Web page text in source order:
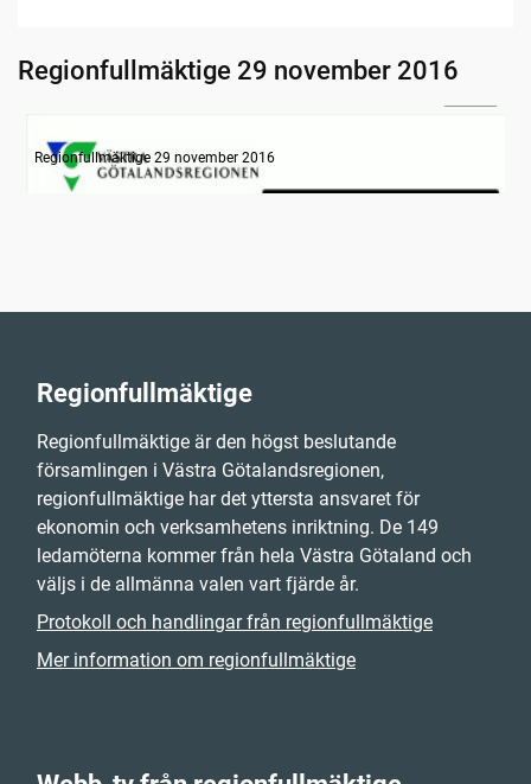
Regionfullmäktige 29 november 2016
Information om dagens ärenden
Regionfullmäktige 29 november 2016
Regionfullmäktige
Regionfullmäktige är den högst beslutande
församlingen i Västra Götalandsregionen,
regionfullmäktige har det yttersta ansvaret för
ekonomin och verksamhetens inriktning. De 149
ledamöterna kommer från hela Västra Götaland och
väljs i de allmänna valen vart fjärde år.
Protokoll och handlingar från regionfullmäktige
Mer information om regionfullmäktige